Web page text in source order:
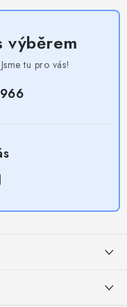
výběrem
tu pro vás!